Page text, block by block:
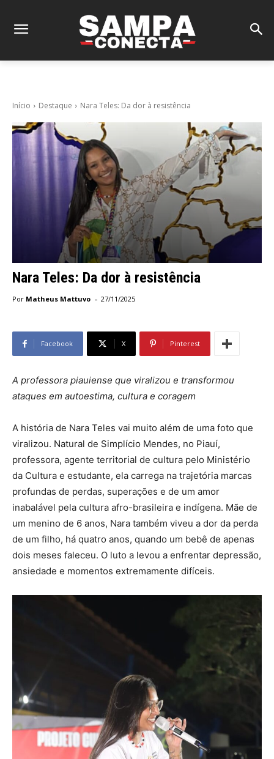
Início Destaque Nara Teles: Da dor à resistência
Nara Teles: Da dor à resistência
Por Matheus Mattuvo - 27/11/2025
Facebook X Pinterest
A professora piauiense que viralizou e transformou
ataques em autoestima, cultura e coragem
A história de Nara Teles vai muito além de uma foto que
viralizou. Natural de Simplício Mendes, no Piauí,
professora, agente territorial de cultura pelo Ministério
da Cultura e estudante, ela carrega na trajetória marcas
profundas de perdas, superações e de um amor
inabalável pela cultura afro-brasileira e indígena. Mãe de
um menino de 6 anos, Nara também viveu a dor da perda
de um filho, há quatro anos, quando um bebê de apenas
dois meses faleceu. O luto a levou a enfrentar depressão,
ansiedade e momentos extremamente difíceis.